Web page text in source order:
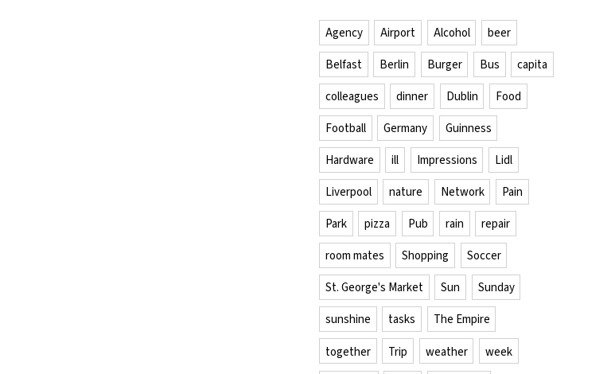
Agency Airport Alcohol beer
Belfast Berlin Burger Bus capita
colleagues dinner Dublin Food
Football Germany Guinness
Hardware ill Impressions Lidl
Liverpool nature Network Pain
Park pizza Pub rain repair
room mates Shopping Soccer
St. George's Market Sun Sunday
sunshine tasks The Empire
together Trip weather week